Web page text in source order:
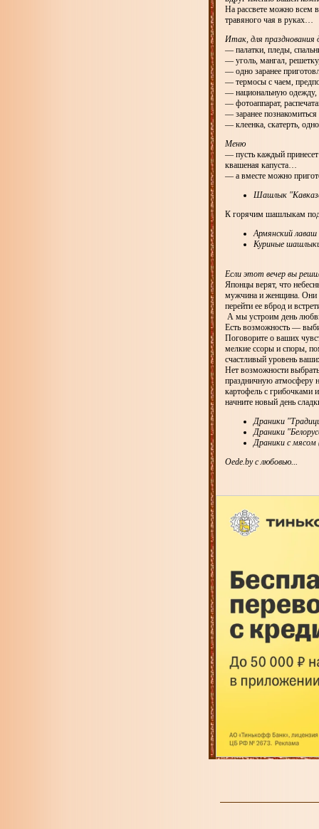
На рассвете можно всем
травяного чая в руках…
Итак, для празднования
— палатки, пледы,
— уголь, мангал,
— одно заранее
— термосы с чаем,
— национальную одежду,
— фотоаппарат,
— заранее
— клеенка, скатерть,
Меню
— пусть каждый
квашеная капуста…
— а вместе можно
Шашлык
К горячим шашлыкам
Армянский лаваш
Куриные
Если этот вечер вы
Японцы верят, что
мужчина и женщина. Они
перейти ее вброд и
А мы устроим день
Есть возможность —
Поговорите о ваших
мелкие ссоры и споры,
счастливый уровень
Нет возможности
праздничную атмосферу
картофель с грибочками
начните новый день
Драники
Драники
Драники с мясом
Oede.by с любовью...